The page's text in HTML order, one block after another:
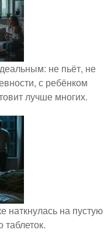
не пьёт, не
с ребёнком
лучше многих.
наткнулась на пустую
таблеток.